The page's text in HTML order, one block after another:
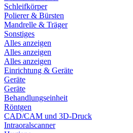
Schleifkörper
Polierer & Bürsten
Mandrelle & Träger
Sonstiges
Alles anzeigen
Alles anzeigen
Alles anzeigen
Einrichtung & Geräte
Geräte
Geräte
Behandlungseinheit
Röntgen
CAD/CAM und 3D-Druck
Intraoralscanner